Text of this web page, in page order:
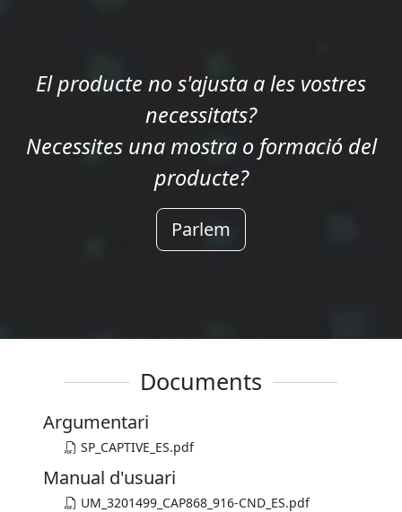
El producte no s'ajusta a les vostres
necessitats?
Necessites una mostra o formació del
producte?
Parlem
Documents
Argumentari
SP_CAPTIVE_ES.pdf
Manual d'usuari
UM_3201499_CAP868_916-CND_ES.pdf